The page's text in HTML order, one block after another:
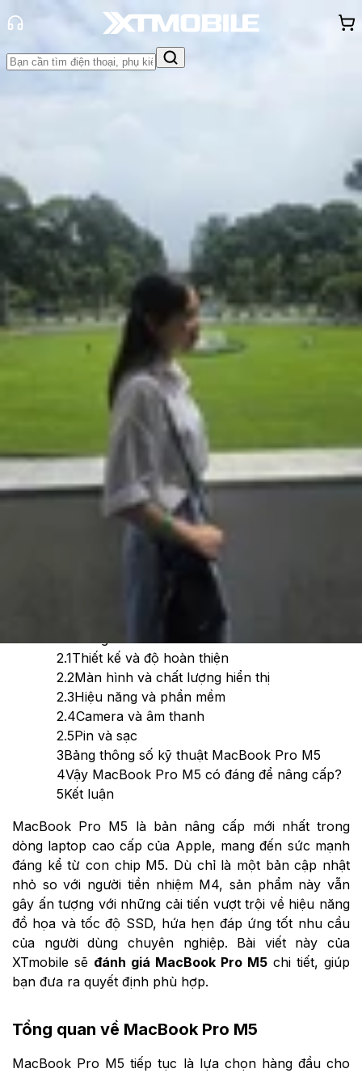
mãi
hàng - Sự kiện
Đánh giá MacBook Pro M5: Hiệu
năng đồ họa nâng cấp đột phá
Hồng Huệ
Ngày đăng:22/10/2025
22/10/2025
Theo dõi XTMobile trên
Tổng quan về MacBook Pro M5
2.1Thiết kế và độ hoàn thiện
2.2Màn hình và chất lượng hiển thị
2.3Hiệu năng và phần mềm
2.4Camera và âm thanh
2.5Pin và sạc
3Bảng thông số kỹ thuật MacBook Pro M5
4Vậy MacBook Pro M5 có đáng để nâng cấp?
5Kết luận
MacBook Pro M5 là bản nâng cấp mới nhất trong
dòng laptop cao cấp của Apple, mang đến sức mạnh
đáng kể từ con chip M5. Dù chỉ là một bản cập nhật
nhỏ so với người tiền nhiệm M4, sản phẩm này vẫn
gây ấn tượng với những cải tiến vượt trội về hiệu năng
đồ họa và tốc độ SSD, hứa hẹn đáp ứng tốt nhu cầu
của người dùng chuyên nghiệp. Bài viết này của
XTmobile sẽ đánh giá MacBook Pro M5 chi tiết, giúp
bạn đưa ra quyết định phù hợp.
Tổng quan về MacBook Pro M5
MacBook Pro M5 tiếp tục là lựa chọn hàng đầu cho